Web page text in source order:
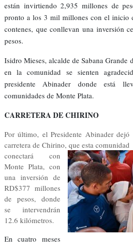
están invirtiendo 2,935 millones de
pronto a los 3 mil millones con el inicio
contenes, que conllevan una inversión
pesos.
Isidro Mieses, alcalde de Sabana Grande
en la comunidad se sienten
presidente Abinader donde está
comunidades de Monte Plata.
CARRETERA DE CHIRINO
Por último, el Presidente Abinader
carretera de Chirino, que esta comunidad
conectará con
Monte Plata, con
una inversión de
RD$377 millones
de pesos, donde
se intervendrán
12.6 kilómetros.
En cuatro meses